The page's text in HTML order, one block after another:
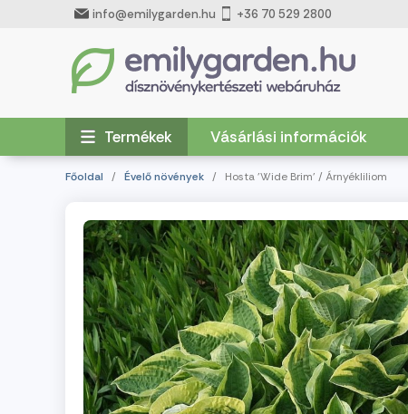
info@emilygarden.hu +36 70 529 2800
Termékek Vásárlási információk
Főoldal / Évelő növények / Hosta 'Wide Brim' / Árnyékliliom